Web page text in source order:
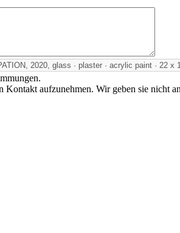
aufzunehmen. Wir geben sie nicht